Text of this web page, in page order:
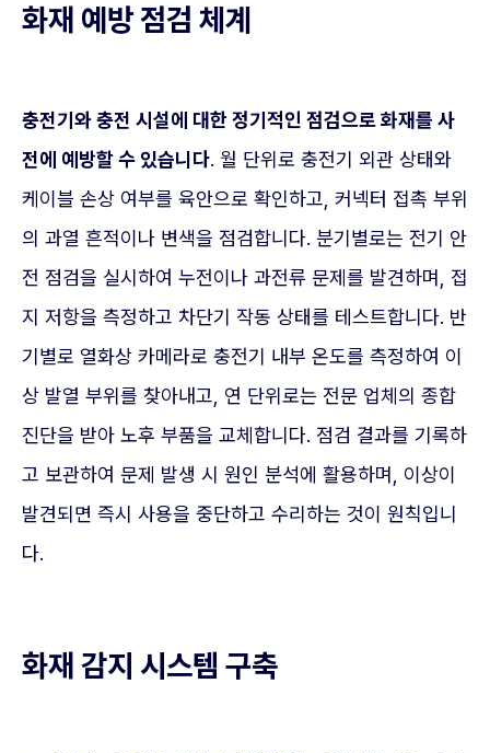
화재 예방 점검 체계
충전기와 충전 시설에 대한 정기적인 점검으로 화재를 사
전에 예방할 수 있습니다. 월 단위로 충전기 외관 상태와
케이블 손상 여부를 육안으로 확인하고, 커넥터 접촉 부위
의 과열 흔적이나 변색을 점검합니다. 분기별로는 전기 안
전 점검을 실시하여 누전이나 과전류 문제를 발견하며, 접
지 저항을 측정하고 차단기 작동 상태를 테스트합니다. 반
기별로 열화상 카메라로 충전기 내부 온도를 측정하여 이
상 발열 부위를 찾아내고, 연 단위로는 전문 업체의 종합
진단을 받아 노후 부품을 교체합니다. 점검 결과를 기록하
고 보관하여 문제 발생 시 원인 분석에 활용하며, 이상이
발견되면 즉시 사용을 중단하고 수리하는 것이 원칙입니
다.
화재 감지 시스템 구축